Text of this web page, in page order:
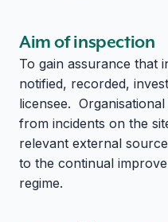
Aim of inspection
To gain assurance that
notified, recorded,
licensee.
from incidents on the
relevant external
to the continual
regime.